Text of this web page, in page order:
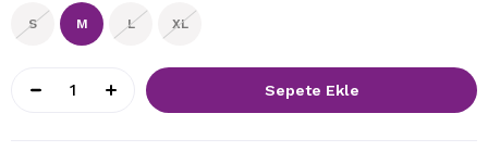
S M L XL